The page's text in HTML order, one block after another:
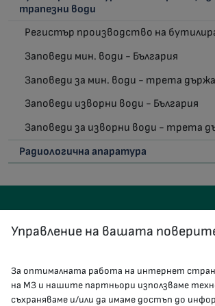
трапезни води
Регистър производство на
Заповеди мин. води - България
Заповеди за мин. води - трета
Заповеди изворни води - България
Заповеди за изворни води - трета
Радиологична апаратура
КОНТАКТИ
Управление на вашата
За оптималната работа на интернет
на МЗ и нашите партньори използваме
съхраняваме и/или да имаме достъп до